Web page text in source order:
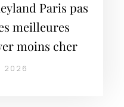
Paris pas
meilleures
moins cher
2026